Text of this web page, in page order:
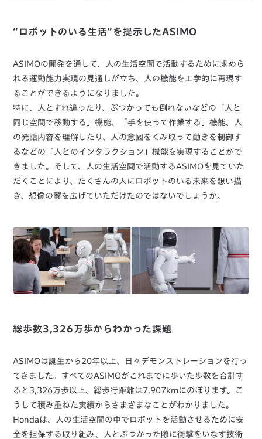
“ロボットのいる生活”を提示したASIMO
ASIMOの開発を通して、人の生活空間で活動するために求めら
れる運動能力実現の見通しが立ち、人の機能を工学的に再現す
ることができるようになりました。
特に、人とすれ違ったり、ぶつかっても倒れないなどの「人と
同じ空間で移動する」機能、「手を使って作業する」機能、人
の発話内容を理解したり、人の意図をくみ取って動きを制御す
るなどの「人とのインタラクション」機能を実現することがで
きました。そして、人の生活空間で活動するASIMOを見ていた
だくことにより、たくさんの人にロボットのいる未来を想い描
き、想像の翼を広げていただけたのではないでしょうか。
総歩数3,326万歩からわかった課題
ASIMOは誕生から20年以上、日々デモンストレーションを行っ
てきました。すべてのASIMOがこれまでに歩いた歩数を合計す
ると3,326万歩以上、総歩行距離は7,907kmにのぼります。こ
うして積み重ねた実績からさまざまなことがわかりました。
Hondaは、人の生活空間の中でロボットを活動させるために安
全を担保する取り組み、人とぶつかった際に衝撃をいなす技術